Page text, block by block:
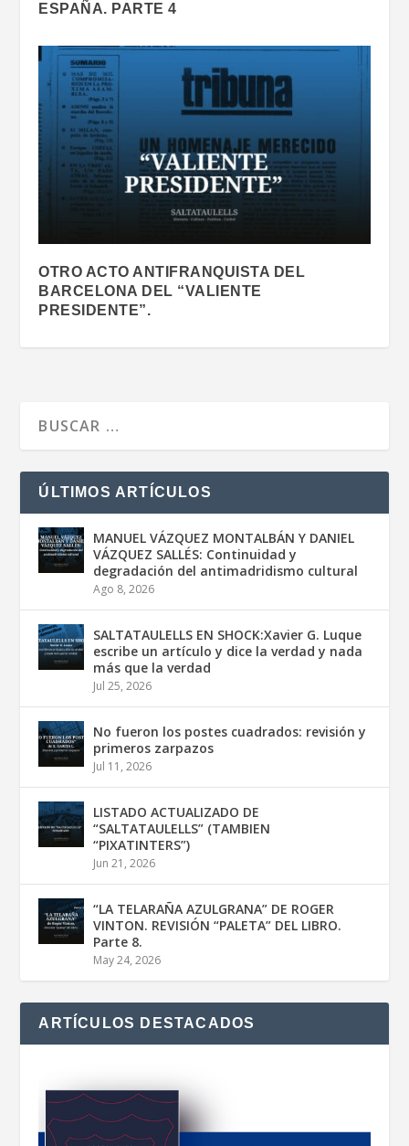
ESPAÑA. PARTE 4
OTRO ACTO ANTIFRANQUISTA DEL
BARCELONA DEL “VALIENTE
PRESIDENTE”.
ÚLTIMOS ARTÍCULOS
MANUEL VÁZQUEZ MONTALBÁN Y DANIEL
VÁZQUEZ SALLÉS: Continuidad y
degradación del antimadridismo cultural
Ago 8, 2026
SALTATAULELLS EN SHOCK:Xavier G. Luque
escribe un artículo y dice la verdad y nada
más que la verdad
Jul 25, 2026
No fueron los postes cuadrados: revisión y
primeros zarpazos
Jul 11, 2026
LISTADO ACTUALIZADO DE
“SALTATAULELLS” (TAMBIEN
“PIXATINTERS”)
Jun 21, 2026
“LA TELARAÑA AZULGRANA” DE ROGER
VINTON. REVISIÓN “PALETA” DEL LIBRO.
Parte 8.
May 24, 2026
ARTÍCULOS DESTACADOS